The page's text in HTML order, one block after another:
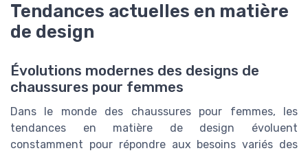
Tendances actuelles en matière
de design
Évolutions modernes des designs de
chaussures pour femmes
Dans le monde des chaussures pour femmes, les
tendances en matière de design évoluent
constamment pour répondre aux besoins variés des